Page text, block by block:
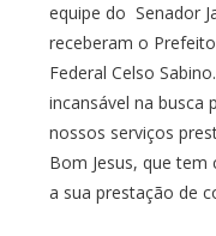
equipe do Senador
receberam o
Federal Celso
incansável na busca
nossos serviços
Bom Jesus, que
a sua prestação de